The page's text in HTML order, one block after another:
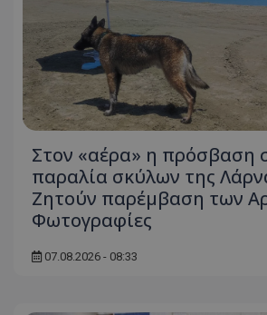
Στον «αέρα» η πρόσβαση
παραλία σκύλων της
Ζητούν παρέμβαση των
Φωτογραφίες
07.08.2026 - 08:33